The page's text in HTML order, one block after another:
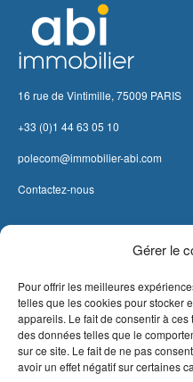
Gérer le
Pour offrir les meilleures
telles que les cookies pour stocker
appareils. Le fait de consentir à
des données telles que le
sur ce site. Le fait de ne pas
avoir un effet négatif sur certaines
16 rue de Vintimille, 75009 PARIS
+33 (0)1 44 63 05 10
polecom@immobilier-abi.com
Contactez-nous
ESTIMER MON LOYER
PROPOSEZ VOTRE
APPARTEMENT